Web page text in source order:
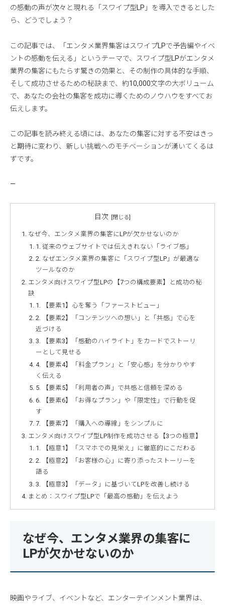
の感動の声が次々と現れる「スワイプ型LP」を導入できるとした
ら、どうでしょう？
この記事では、「エンタメ業界集客はスワイプLPで予告編やイベ
ントの感動を伝える」というテーマで、スワイプ型LPがエンタメ
業界の集客にもたらす驚きの効果と、その制作の具体的な手順、
そして成功させるための秘訣まで、約10,000文字の大ボリューム
で、あなたの会社の集客を成功に導くためのノウハウをすべてお
伝えします。
この記事を読み終える頃には、あなたの集客に対する不安はきっ
と期待に変わり、新しい挑戦へのモチベーションが湧いてくるは
ずです。
—
目次
なぜ今、エンタメ業界の集客にLPが欠かせないのか
1. 従来のウェブサイトでは伝えきれない「ライブ感」
2. なぜエンタメ業界の集客に「スワイプ型LP」が最適な
ツールなのか
エンタメ向けスワイプ型LPの【7つの構成要素】と成功の秘
訣
1. 【要素1】心を奪う「ファーストビュー」
2. 【要素2】「コンテンツへの想い」と「共感」で心を
近づける
3. 【要素3】「感動のハイライト」をカードでストーリ
ーとして見せる
4. 【要素4】「料金プラン」と「安心感」を分かりやす
く伝える
5. 【要素5】「利用者の声」で共感と信頼を深める
6. 【要素6】「お得なプラン」や「限定性」で行動を促
す
7. 【要素7】「購入への導線」をシンプルに
エンタメ向けスワイプ型LP制作を成功させる【3つの極意】
1. 【極意1】「スマホでの見栄え」に徹底的にこだわる
2. 【極意2】「お客様の心」に寄り添ったストーリーを
語る
3. 【極意3】「データ」に基づいてLPを改善し続ける
まとめ：スワイプ型LPで「最高の感動」を伝えよう
なぜ今、エンタメ業界の集客に
LPが欠かせないのか
映画やライブ、イベントなど、エンターテインメント業界は、